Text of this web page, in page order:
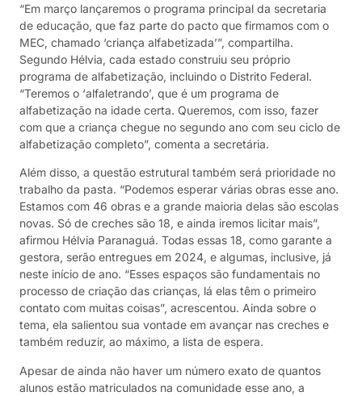
“Em março lançaremos o programa principal da secretaria
de educação, que faz parte do pacto que firmamos com o
MEC, chamado ‘criança alfabetizada’”, compartilha.
Segundo Hélvia, cada estado construiu seu próprio
programa de alfabetização, incluindo o Distrito Federal.
“Teremos o ‘alfaletrando’, que é um programa de
alfabetização na idade certa. Queremos, com isso, fazer
com que a criança chegue no segundo ano com seu ciclo de
alfabetização completo”, comenta a secretária.
Além disso, a questão estrutural também será prioridade no
trabalho da pasta. “Podemos esperar várias obras esse ano.
Estamos com 46 obras e a grande maioria delas são escolas
novas. Só de creches são 18, e ainda iremos licitar mais”,
afirmou Hélvia Paranaguá. Todas essas 18, como garante a
gestora, serão entregues em 2024, e algumas, inclusive, já
neste início de ano. “Esses espaços são fundamentais no
processo de criação das crianças, lá elas têm o primeiro
contato com muitas coisas”, acrescentou. Ainda sobre o
tema, ela salientou sua vontade em avançar nas creches e
também reduzir, ao máximo, a lista de espera.
Apesar de ainda não haver um número exato de quantos
alunos estão matriculados na comunidade esse ano, a